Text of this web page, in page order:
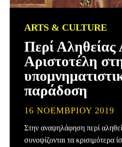
ARTS & CULTURE
Περί Αληθείας
Αριστοτέλη
παράδοση
16 ΝΟΕΜΒΡΊΟΥ 2019
Στην αναψηλάφηση περί
συνοψίζονται τα κρισιμότερα